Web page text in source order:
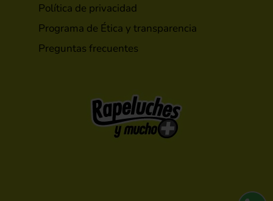
Política de privacidad
Programa de Ética y transparencia
Preguntas frecuentes